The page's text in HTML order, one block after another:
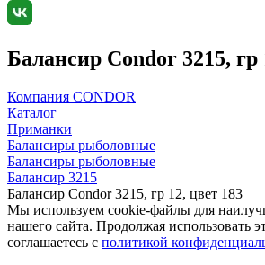
Балансир Condor 3215, гр
Компания CONDOR
Каталог
Приманки
Балансиры рыболовные
Балансиры рыболовные
Балансир 3215
Балансир Condor 3215, гр 12, цвет 183
Мы используем cookie-файлы для
нашего сайта. Продолжая использовать
соглашаетесь c политикой